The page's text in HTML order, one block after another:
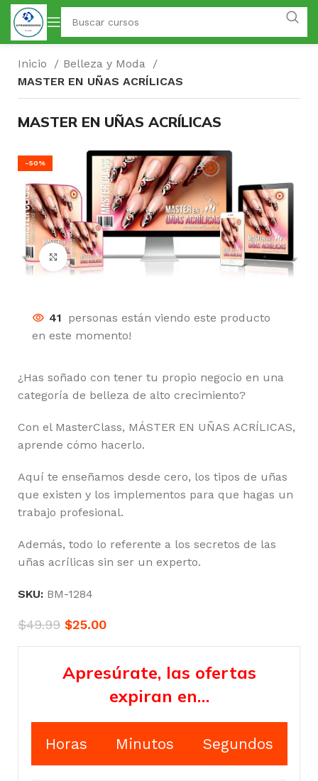
Inicio
Belleza y Moda
MASTER EN UÑAS ACRÍLICAS
MASTER EN UÑAS ACRÍLICAS
-50%
Click para agrandar
41 personas están viendo este producto
en este momento!
¿Has soñado con tener tu propio negocio en una
categoría de belleza de alto crecimiento?
Con el MasterClass, MÁSTER EN UÑAS ACRÍLICAS,
aprende cómo hacerlo.
Aquí te enseñamos desde cero, los tipos de uñas
que existen y los implementos para que hagas un
trabajo profesional.
Además, todo lo referente a los secretos de las
uñas acrílicas sin ser un experto.
SKU: BM-1284
$49.99 $25.00
Apresúrate, las ofertas
expiran en…
Horas Minutos Segundos